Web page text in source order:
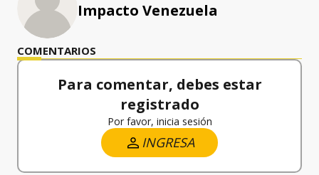
Impacto Venezuela
COMENTARIOS
Para comentar, debes estar
registrado
Por favor, inicia sesión
INGRESA